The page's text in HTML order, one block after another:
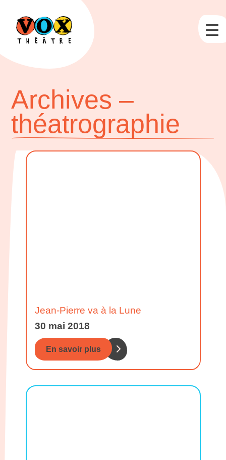
Archives –
théatrographie
Jean-Pierre va à la Lune
30 mai 2018
En savoir plus